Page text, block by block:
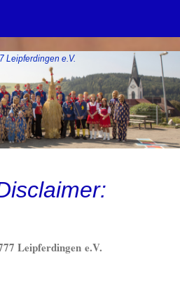
Leipferdingen e.V.
Leipferdingen e.V.